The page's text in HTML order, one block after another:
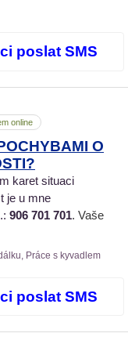
poslat SMS
online
O
karet situaci
je u mne
906 701 701. Vaše
Práce s kyvadlem
poslat SMS